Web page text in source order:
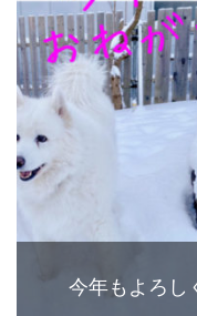
今年もよろ